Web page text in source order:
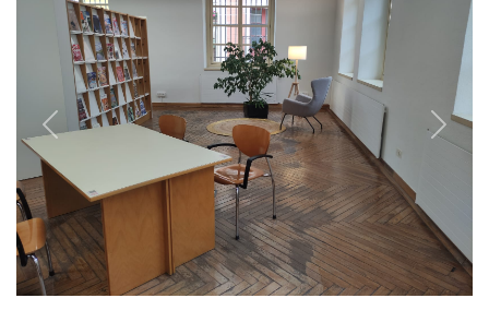
Previous Next